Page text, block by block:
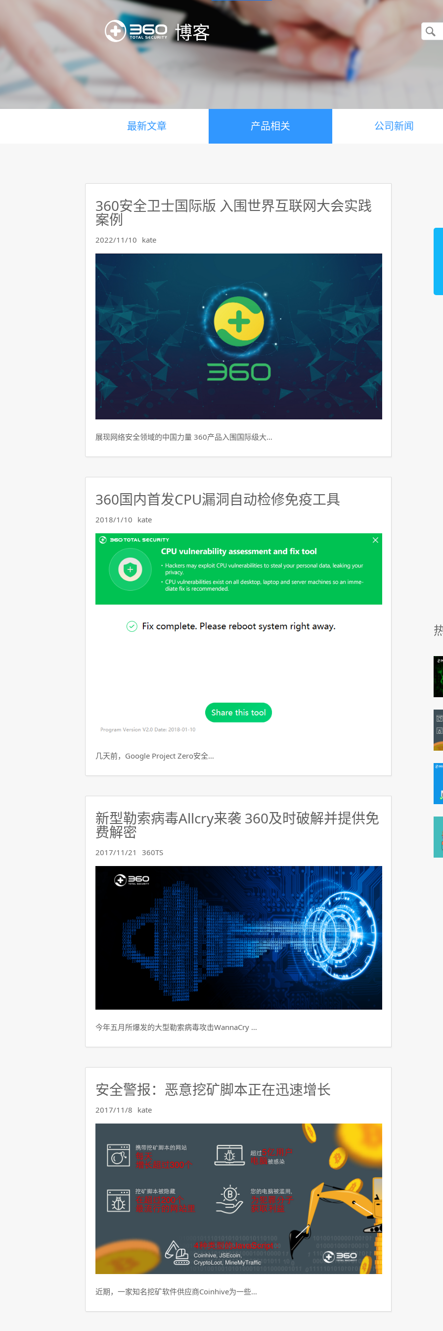
博客
最新文章 产品相关 公司新闻
360安全卫士国际版 入围世界互联网大会实践
案例
2022/11/10 kate
展现网络安全领域的中国力量 360产品入围国际级大…
360国内首发CPU漏洞自动检修免疫工具
2018/1/10 kate
几天前，Google Project Zero安全…
新型勒索病毒Allcry来袭 360及时破解并提供免
费解密
2017/11/21 360TS
今年五月所爆发的大型勒索病毒攻击WannaCry …
安全警报：恶意挖矿脚本正在迅速增长
2017/11/8 kate
近期，一家知名挖矿软件供应商Coinhive为一些…